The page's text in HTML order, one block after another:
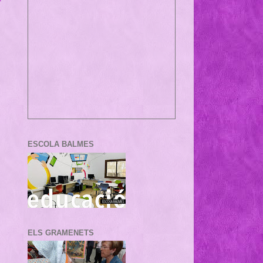
ESCOLA BALMES
ELS GRAMENETS